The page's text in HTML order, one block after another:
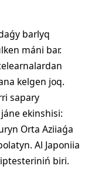
barlyq
máni bar.
kelgen joq.
sapary
ekinshisi:
Orta Aziiaǵa
Al Japoniia
biri.